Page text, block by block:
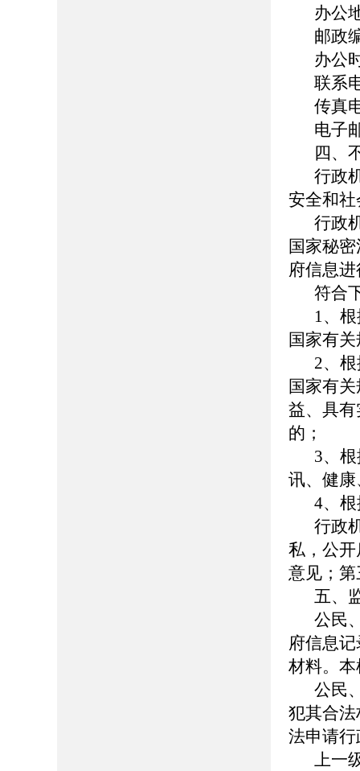
办公
邮政
办公
联系
传真
电子
四、
行政
安全和
行政
国家秘
府信息
符合
1、
国家有
2、
国家有
益、具
的；
3、
讯、健
4、
行政
私，公
意见；
五、
公民
府信息
材料。
公民
犯其合
法申请
上一